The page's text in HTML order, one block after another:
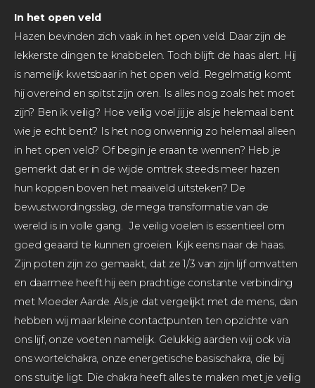
In het open veld
Hazen bevinden zich vaak in het open veld. Daar zijn de
lekkerste dingen te knabbelen. Toch blijft de haas alert. Hij
is namelijk kwetsbaar in het open veld. Regelmatig komt
hij overeind en spitst zijn oren. Is alles nog zoals het moet
zijn? Ben ik veilig? Hoe veilig voel jij je als je helemaal bent
wie je echt bent? Is het nog onwennig zo helemaal alleen
in het open veld? Of begin je eraan te wennen? Heb je
gemerkt dat er in de wijde omtrek steeds meer hazen
hun koppen boven het maaiveld uitsteken? De
bewustwordingsslag, de mega transformatie van de
wereld is in volle gang. Je veilig voelen is essentieel om
goed geaard te kunnen groeien. Kijk eens naar de haas.
Zijn poten zijn zo gemaakt, dat ze 1/3 van zijn lijf omvatten
en daarmee heeft hij een prachtige constante verbinding
met Moeder Aarde. Als je dat vergelijkt met de mens, dan
hebben wij maar kleine contactpunten ten opzichte van
ons lijf, onze voeten namelijk. Gelukkig aarden wij ook via
ons wortelchakra, onze energetische basischakra, die bij
ons stuitje ligt. Die chakra heeft alles te maken met je veilig